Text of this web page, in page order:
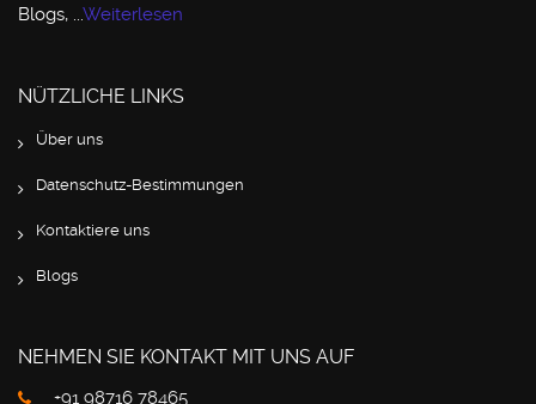
Blogs, ...Weiterlesen
NÜTZLICHE LINKS
Über uns
Datenschutz-Bestimmungen
Kontaktiere uns
Blogs
NEHMEN SIE KONTAKT MIT UNS AUF
+91 98716 78465